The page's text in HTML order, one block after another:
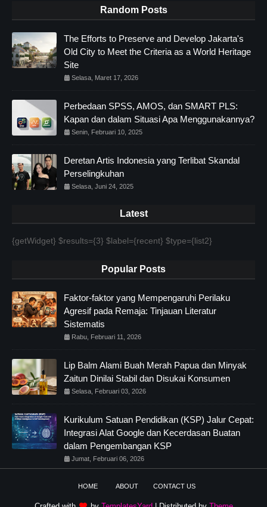
Random Posts
The Efforts to Preserve and Develop Jakarta's
Old City to Meet the Criteria as a World Heritage
Site
Selasa, Maret 17, 2026
Perbedaan SPSS, AMOS, dan SMART PLS:
Kapan dan dalam Situasi Apa Menggunakannya?
Senin, Februari 10, 2025
Deretan Artis Indonesia yang Terlibat Skandal
Perselingkuhan
Selasa, Juni 24, 2025
Latest
{getWidget} $results={3} $label={recent} $type={list2}
Popular Posts
Faktor-faktor yang Mempengaruhi Perilaku
Agresif pada Remaja: Tinjauan Literatur
Sistematis
Rabu, Februari 11, 2026
Lip Balm Alami Buah Merah Papua dan Minyak
Zaitun Dinilai Stabil dan Disukai Konsumen
Selasa, Februari 03, 2026
Kurikulum Satuan Pendidikan (KSP) Jalur Cepat:
Integrasi Alat Google dan Kecerdasan Buatan
dalam Pengembangan KSP
Jumat, Februari 06, 2026
HOME ABOUT CONTACT US